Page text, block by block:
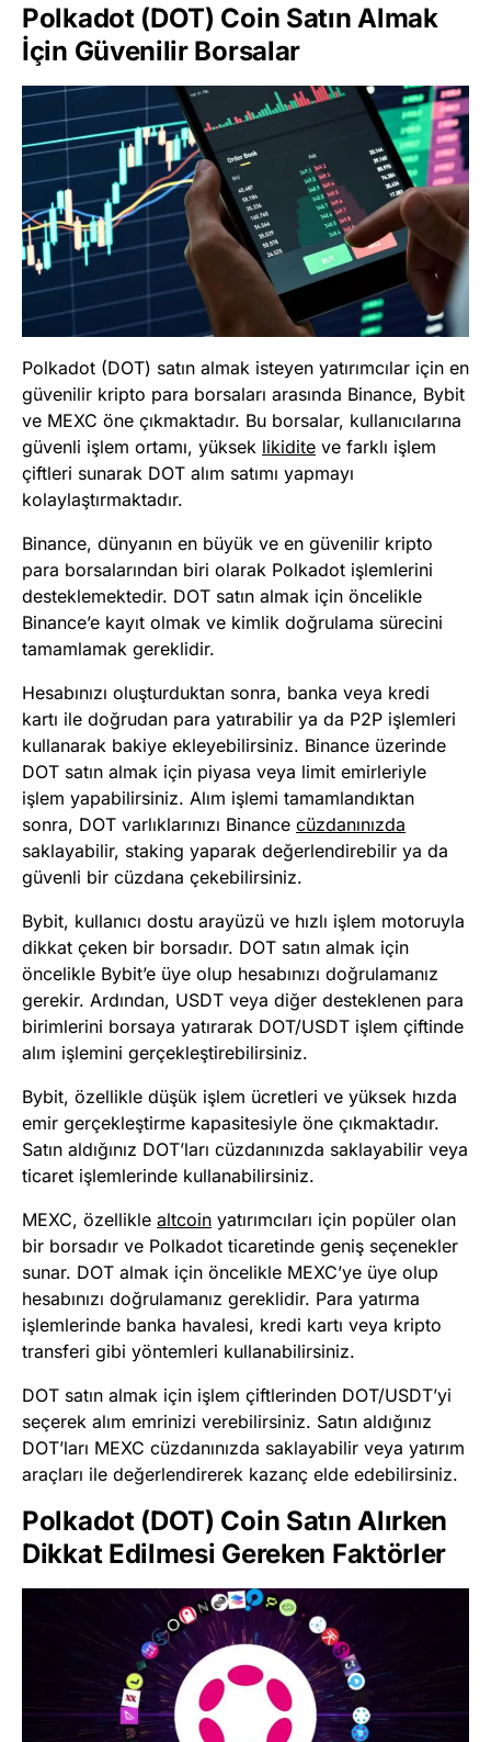
Polkadot (DOT) Coin Satın Almak
İçin Güvenilir Borsalar
Polkadot (DOT) satın almak isteyen yatırımcılar için en
güvenilir kripto para borsaları arasında Binance, Bybit
ve MEXC öne çıkmaktadır. Bu borsalar, kullanıcılarına
güvenli işlem ortamı, yüksek likidite ve farklı işlem
çiftleri sunarak DOT alım satımı yapmayı
kolaylaştırmaktadır.
Binance, dünyanın en büyük ve en güvenilir kripto
para borsalarından biri olarak Polkadot işlemlerini
desteklemektedir. DOT satın almak için öncelikle
Binance’e kayıt olmak ve kimlik doğrulama sürecini
tamamlamak gereklidir.
Hesabınızı oluşturduktan sonra, banka veya kredi
kartı ile doğrudan para yatırabilir ya da P2P işlemleri
kullanarak bakiye ekleyebilirsiniz. Binance üzerinde
DOT satın almak için piyasa veya limit emirleriyle
işlem yapabilirsiniz. Alım işlemi tamamlandıktan
sonra, DOT varlıklarınızı Binance cüzdanınızda
saklayabilir, staking yaparak değerlendirebilir ya da
güvenli bir cüzdana çekebilirsiniz.
Bybit, kullanıcı dostu arayüzü ve hızlı işlem motoruyla
dikkat çeken bir borsadır. DOT satın almak için
öncelikle Bybit’e üye olup hesabınızı doğrulamanız
gerekir. Ardından, USDT veya diğer desteklenen para
birimlerini borsaya yatırarak DOT/USDT işlem çiftinde
alım işlemini gerçekleştirebilirsiniz.
Bybit, özellikle düşük işlem ücretleri ve yüksek hızda
emir gerçekleştirme kapasitesiyle öne çıkmaktadır.
Satın aldığınız DOT’ları cüzdanınızda saklayabilir veya
ticaret işlemlerinde kullanabilirsiniz.
MEXC, özellikle altcoin yatırımcıları için popüler olan
bir borsadır ve Polkadot ticaretinde geniş seçenekler
sunar. DOT almak için öncelikle MEXC’ye üye olup
hesabınızı doğrulamanız gereklidir. Para yatırma
işlemlerinde banka havalesi, kredi kartı veya kripto
transferi gibi yöntemleri kullanabilirsiniz.
DOT satın almak için işlem çiftlerinden DOT/USDT’yi
seçerek alım emrinizi verebilirsiniz. Satın aldığınız
DOT’ları MEXC cüzdanınızda saklayabilir veya yatırım
araçları ile değerlendirerek kazanç elde edebilirsiniz.
Polkadot (DOT) Coin Satın Alırken
Dikkat Edilmesi Gereken Faktörler